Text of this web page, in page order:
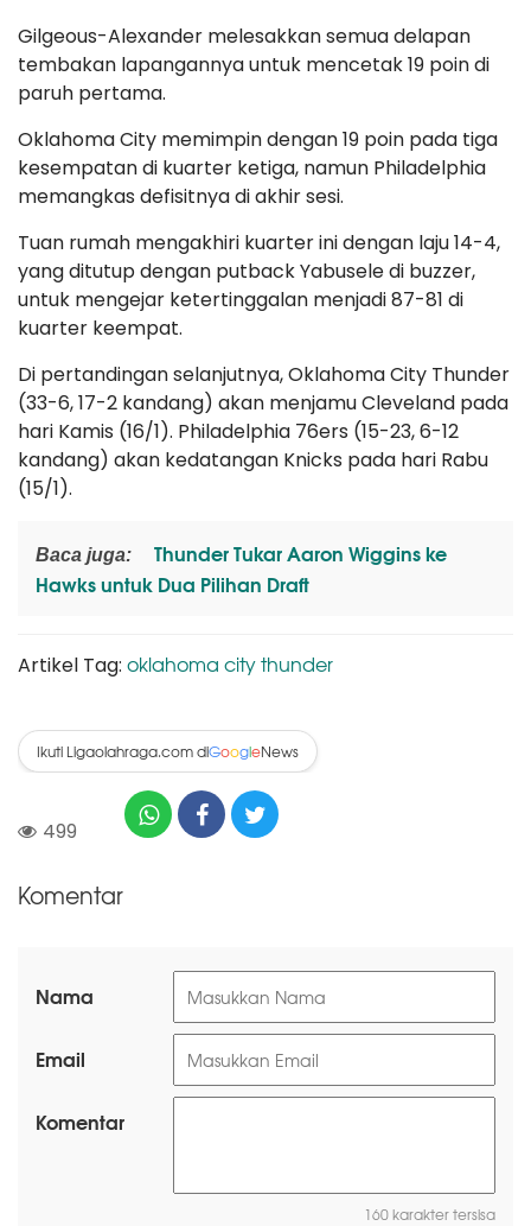
Gilgeous-Alexander melesakkan semua delapan
tembakan lapangannya untuk mencetak 19 poin di
paruh pertama.
Oklahoma City memimpin dengan 19 poin pada tiga
kesempatan di kuarter ketiga, namun Philadelphia
memangkas defisitnya di akhir sesi.
Tuan rumah mengakhiri kuarter ini dengan laju 14-4,
yang ditutup dengan putback Yabusele di buzzer,
untuk mengejar ketertinggalan menjadi 87-81 di
kuarter keempat.
Di pertandingan selanjutnya, Oklahoma City Thunder
(33-6, 17-2 kandang) akan menjamu Cleveland pada
hari Kamis (16/1). Philadelphia 76ers (15-23, 6-12
kandang) akan kedatangan Knicks pada hari Rabu
(15/1).
Baca juga:
Thunder Tukar Aaron Wiggins ke
Hawks untuk Dua Pilihan Draft
Artikel Tag: oklahoma city thunder
Ikuti Ligaolahraga.com diGoogleNews
499
Komentar
Nama
Email
Komentar
160 karakter tersisa